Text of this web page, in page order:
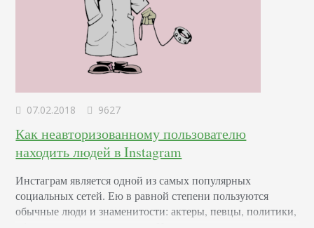
07.02.2018 9627
Как неавторизованному пользователю
находить людей в Instagram
Инстаграм является одной из самых популярных
социальных сетей. Ею в равной степени пользуются
обычные люди и знаменитости: актеры, певцы, политики,